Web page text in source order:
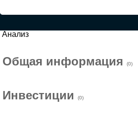
Анализ
Общая информация (0)
Инвестиции (0)